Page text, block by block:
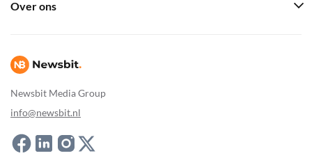
Newsbit Media Group
info@newsbit.nl
Over ons